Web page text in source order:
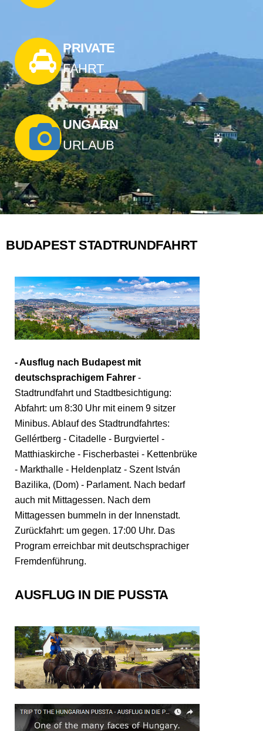
PRIVATE
FAHRT
UNGARN
URLAUB
BUDAPEST STADTRUNDFAHRT
- Ausflug nach Budapest mit
deutschsprachigem Fahrer -
Stadtrundfahrt und Stadtbesichtigung:
Abfahrt: um 8:30 Uhr mit einem 9 sitzer
Minibus. Ablauf des Stadtrundfahrtes:
Gellértberg - Citadelle - Burgviertel -
Matthiaskirche - Fischerbastei - Kettenbrüke
- Markthalle - Heldenplatz - Szent István
Bazilika, (Dom) - Parlament. Nach bedarf
auch mit Mittagessen. Nach dem
Mittagessen bummeln in der Innenstadt.
Zurückfahrt: um gegen. 17:00 Uhr. Das
Program erreichbar mit deutschsprachiger
Fremdenführung.
AUSFLUG IN DIE PUSSTA